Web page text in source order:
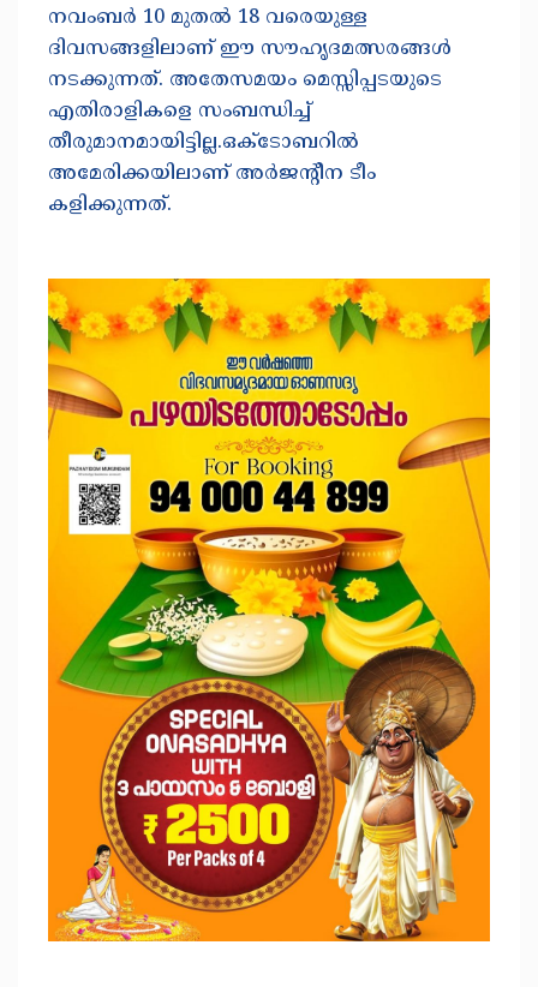
നവംബര്‍ 10 മുതല്‍ 18 വരെയുള്ള
ദിവസങ്ങളിലാണ് ഈ സൗഹൃദമത്സരങ്ങള്‍
നടക്കുന്നത്. അതേസമയം മെസ്സിപ്പടയുടെ
എതിരാളികളെ സംബന്ധിച്ച്
തീരുമാനമായിട്ടില്ല.ഒക്ടോബറില്‍
അമേരിക്കയിലാണ് അര്‍ജന്റീന ടീം
കളിക്കുന്നത്.